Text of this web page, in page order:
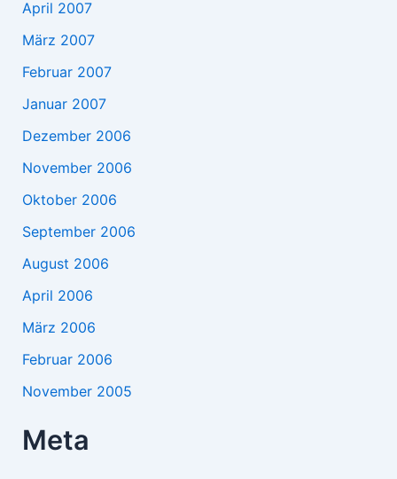
April 2007
März 2007
Februar 2007
Januar 2007
Dezember 2006
November 2006
Oktober 2006
September 2006
August 2006
April 2006
März 2006
Februar 2006
November 2005
Meta